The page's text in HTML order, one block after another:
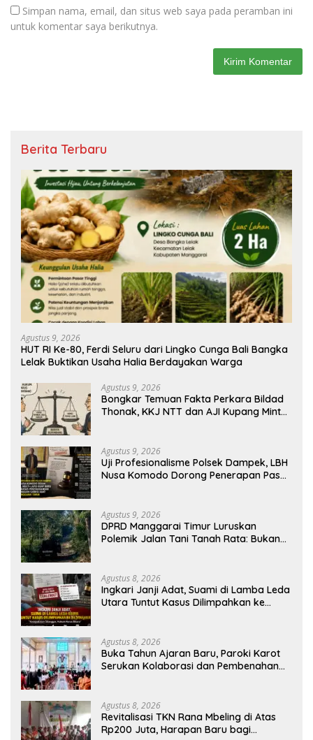
Simpan nama, email, dan situs web saya pada peramban ini
untuk komentar saya berikutnya.
Berita Terbaru
Agustus 9, 2026
HUT RI Ke-80, Ferdi Seluru dari Lingko Cunga Bali Bangka
Lelak Buktikan Usaha Halia Berdayakan Warga
Agustus 9, 2026
Bongkar Temuan Fakta Perkara Bildad
Thonak, KKJ NTT dan AJI Kupang Minta
Agustus 9, 2026
Uji Profesionalisme Polsek Dampek, LBH
Nusa Komodo Dorong Penerapan Pasal
Agustus 9, 2026
DPRD Manggarai Timur Luruskan
Polemik Jalan Tani Tanah Rata: Bukan
Agustus 8, 2026
Ingkari Janji Adat, Suami di Lamba Leda
Utara Tuntut Kasus Dilimpahkan ke
Agustus 8, 2026
Buka Tahun Ajaran Baru, Paroki Karot
Serukan Kolaborasi dan Pembenahan
Agustus 8, 2026
Revitalisasi TKN Rana Mbeling di Atas
Rp200 Juta, Harapan Baru bagi